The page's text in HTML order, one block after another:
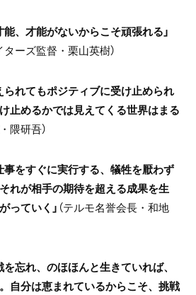
能、才能がないからこそ頑張れる」
ーズ監督・栗山英樹）
られてもポジティブに受け止められ
止めるかでは見えてくる世界はまる
隈研吾）
事をすぐに実行する、犠牲を厭わず
れが相手の期待を超える成果を生
っていく」 （テルモ名誉会長・和地
を忘れ、のほほんと生きていれば、
自分は恵まれているからこそ、挑戦